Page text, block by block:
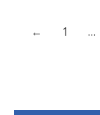
← 1 …